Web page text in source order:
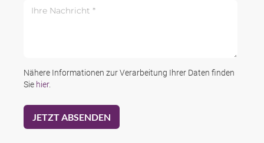
Nähere Informationen zur Verarbeitung Ihrer Daten finden
Sie hier.